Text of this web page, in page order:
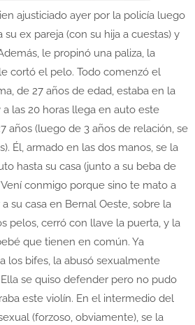
ajusticiado ayer por la policía luego
ex pareja (con su hija a cuestas) y
le propinó una paliza, la
cortó el pelo. Todo comenzó el
de 27 años de edad, estaba en la
a las 20 horas llega en auto este
años (luego de 3 años de relación, se
Él, armado en las dos manos, se la
hasta su casa (junto a su beba de
conmigo porque sino te mato a
su casa en Bernal Oeste, sobre la
pelos, cerró con llave la puerta, y la
que tienen en común. Ya
los bifes, la abusó sexualmente
se quiso defender pero no pudo
este violín. En el intermedio del
(forzoso, obviamente), se la